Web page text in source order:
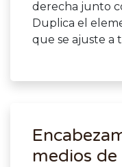
derecha junto
Duplica el
que se ajuste a
medios